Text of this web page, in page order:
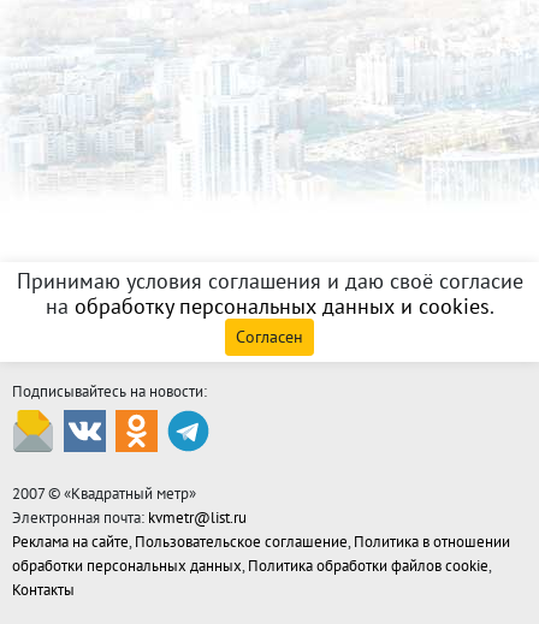
Принимаю условия соглашения и даю своё согласие
на обработку персональных данных и cookies.
Согласен
Подписывайтесь на новости:
2007 © «Квадратный метр»
Электронная почта: kvmetr@list.ru
Реклама на сайте, Пользовательское соглашение, Политика в отношении
обработки персональных данных, Политика обработки файлов cookie,
Контакты